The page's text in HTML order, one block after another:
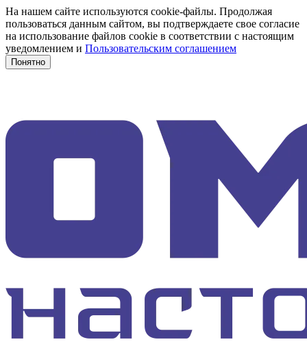
На нашем сайте используются cookie-файлы. Продолжая
пользоваться данным сайтом, вы подтверждаете свое согласие
на использование файлов cookie в соответствии с настоящим
уведомлением и Пользовательским соглашением
Понятно